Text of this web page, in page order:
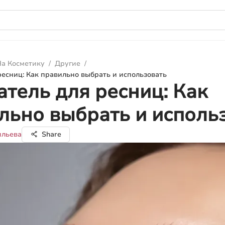
Косметику / Другие /
Как правильно выбрать и использовать
для ресниц: Как
выбрать и
Share